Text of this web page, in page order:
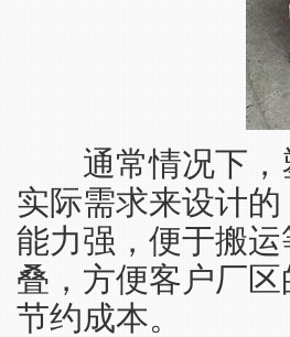
通常情况下，
实际需求来设计
能力强，便于搬
叠，方便客户厂
节约成本。